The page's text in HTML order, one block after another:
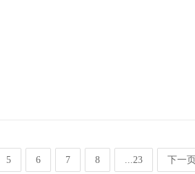
5 6 7 8 ...23 下一页